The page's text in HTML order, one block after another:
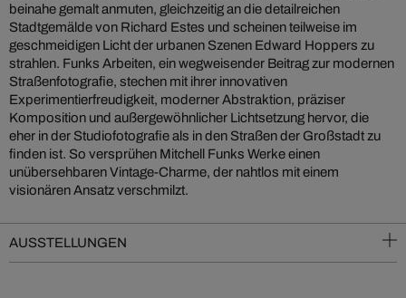
beinahe gemalt anmuten, gleichzeitig an die detailreichen
Stadtgemälde von Richard Estes und scheinen teilweise im
geschmeidigen Licht der urbanen Szenen Edward Hoppers zu
strahlen. Funks Arbeiten, ein wegweisender Beitrag zur modernen
Straßenfotografie, stechen mit ihrer innovativen
Experimentierfreudigkeit, moderner Abstraktion, präziser
Komposition und außergewöhnlicher Lichtsetzung hervor, die
eher in der Studiofotografie als in den Straßen der Großstadt zu
finden ist. So versprühen Mitchell Funks Werke einen
unübersehbaren Vintage-Charme, der nahtlos mit einem
visionären Ansatz verschmilzt.
AUSSTELLUNGEN